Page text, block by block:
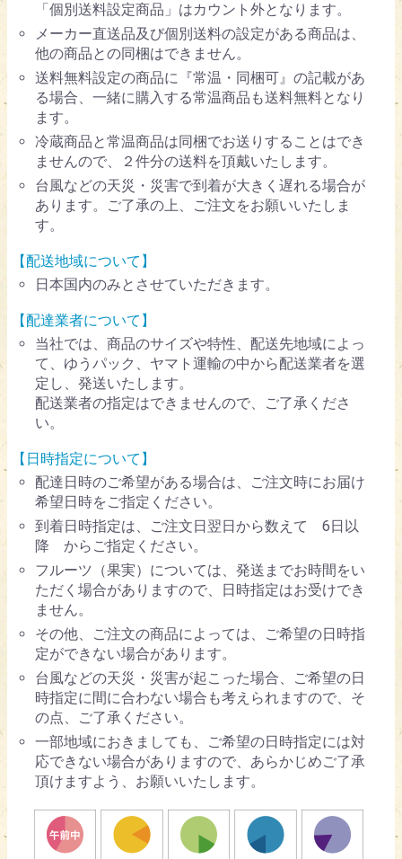
「個別送料設定商品」はカウント外となります。
メーカー直送品及び個別送料の設定がある商品は、
他の商品との同梱はできません。
送料無料設定の商品に『常温・同梱可』の記載があ
る場合、一緒に購入する常温商品も送料無料となり
ます。
冷蔵商品と常温商品は同梱でお送りすることはでき
ませんので、２件分の送料を頂戴いたします。
台風などの天災・災害で到着が大きく遅れる場合が
あります。ご了承の上、ご注文をお願いいたしま
す。
【配送地域について】
日本国内のみとさせていただきます。
【配達業者について】
当社では、商品のサイズや特性、配送先地域によっ
て、ゆうパック、ヤマト運輸の中から配送業者を選
定し、発送いたします。
配送業者の指定はできませんので、ご了承くださ
い。
【日時指定について】
配達日時のご希望がある場合は、ご注文時にお届け
希望日時をご指定ください。
到着日時指定は、ご注文日翌日から数えて 6日以
降 からご指定ください。
フルーツ（果実）については、発送までお時間をい
ただく場合がありますので、日時指定はお受けでき
ません。
その他、ご注文の商品によっては、ご希望の日時指
定ができない場合があります。
台風などの天災・災害が起こった場合、ご希望の日
時指定に間に合わない場合も考えられますので、そ
の点、ご了承ください。
一部地域におきましても、ご希望の日時指定には対
応できない場合がありますので、あらかじめご了承
頂けますよう、お願いいたします。